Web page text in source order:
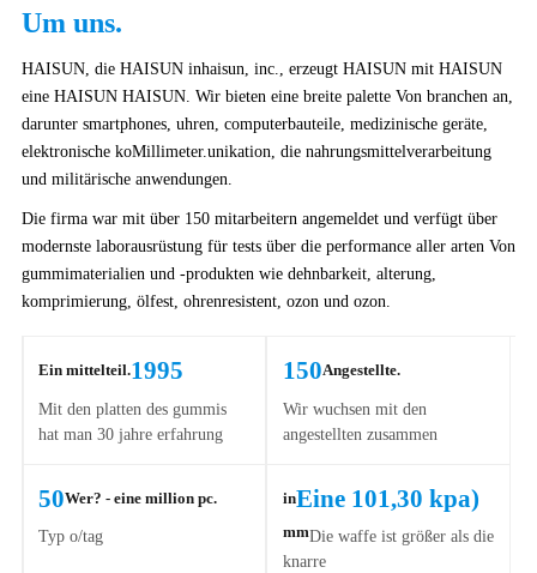
Um uns.
HAISUN, die HAISUN inhaisun, inc., erzeugt HAISUN mit HAISUN
eine HAISUN HAISUN. Wir bieten eine breite palette Von branchen an,
darunter smartphones, uhren, computerbauteile, medizinische geräte,
elektronische koMillimeter.unikation, die nahrungsmittelverarbeitung
und militärische anwendungen.
Die firma war mit über 150 mitarbeitern angemeldet und verfügt über
modernste laborausrüstung für tests über die performance aller arten Von
gummimaterialien und -produkten wie dehnbarkeit, alterung,
komprimierung, ölfest, ohrenresistent, ozon und ozon.
Ein mittelteil.1995
Mit den platten des gummis
hat man 30 jahre erfahrung
150Angestellte.
Wir wuchsen mit den
angestellten zusammen
50Wer? - eine million pc.
Typ o/tag
inEine 101,30 kpa)
mmDie waffe ist größer als die
knarre